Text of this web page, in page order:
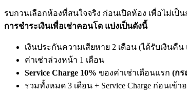
รบกวนเลือกห้องที่สนใจจริง ก่อนเปิดห้อง เพื่อไม่เป็น
การชำระเงินเพื่อเช่าคอนโด แบ่งเป็นดังนี้
เงินประกันความเสียหาย 2 เดือน (ได้รับเงิน
ค่าเช่าล่วงหน้า 1 เดือน
Service Charge 10% ของค่าเช่าเดือนแรก (กร
รวมทั้งหมด 3 เดือน + Service Charge ก่อนเข้า